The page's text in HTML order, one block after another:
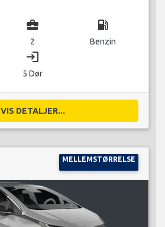
business_center
2
local_gas_station
Benzin
login
5 Dør
VIS DETALJER...
MELLEMSTØRRELSE